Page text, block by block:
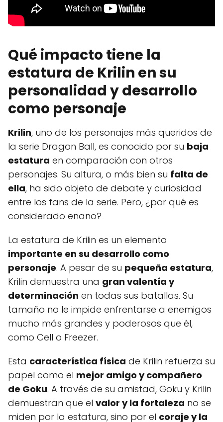
Qué impacto tiene la
estatura de Krilin en su
personalidad y desarrollo
como personaje
Krilin, uno de los personajes más queridos de
la serie Dragon Ball, es conocido por su baja
estatura en comparación con otros
personajes. Su altura, o más bien su falta de
ella, ha sido objeto de debate y curiosidad
entre los fans de la serie. Pero, ¿por qué es
considerado enano?
La estatura de Krilin es un elemento
importante en su desarrollo como
personaje. A pesar de su pequeña estatura,
Krilin demuestra una gran valentía y
determinación en todas sus batallas. Su
tamaño no le impide enfrentarse a enemigos
mucho más grandes y poderosos que él,
como Cell o Freezer.
Esta característica física de Krilin refuerza su
papel como el mejor amigo y compañero
de Goku. A través de su amistad, Goku y Krilin
demuestran que el valor y la fortaleza no se
miden por la estatura, sino por el coraje y la